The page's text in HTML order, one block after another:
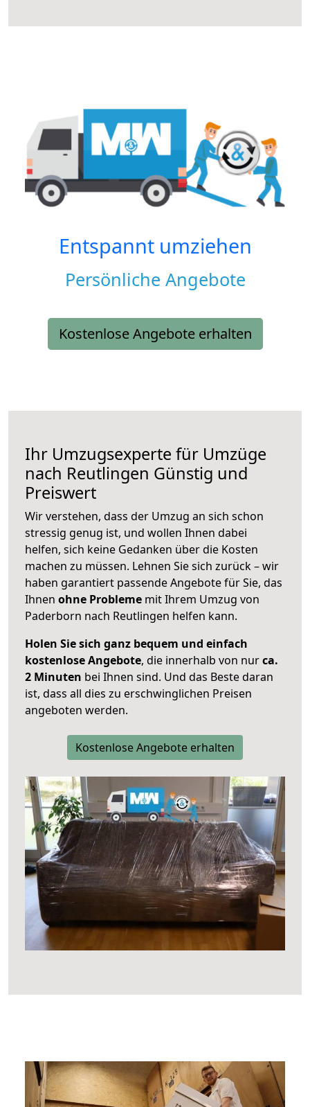
Entspannt umziehen
Persönliche Angebote
Kostenlose Angebote erhalten
Ihr Umzugsexperte für Umzüge
nach Reutlingen Günstig und
Preiswert
Wir verstehen, dass der Umzug an sich schon
stressig genug ist, und wollen Ihnen dabei
helfen, sich keine Gedanken über die Kosten
machen zu müssen. Lehnen Sie sich zurück – wir
haben garantiert passende Angebote für Sie, das
Ihnen ohne Probleme mit Ihrem Umzug von
Paderborn nach Reutlingen helfen kann.
Holen Sie sich ganz bequem und einfach
kostenlose Angebote, die innerhalb von nurca.
2 Minuten bei Ihnen sind. Und das Beste daran
ist, dass all dies zu erschwinglichen Preisen
angeboten werden.
Kostenlose Angebote erhalten